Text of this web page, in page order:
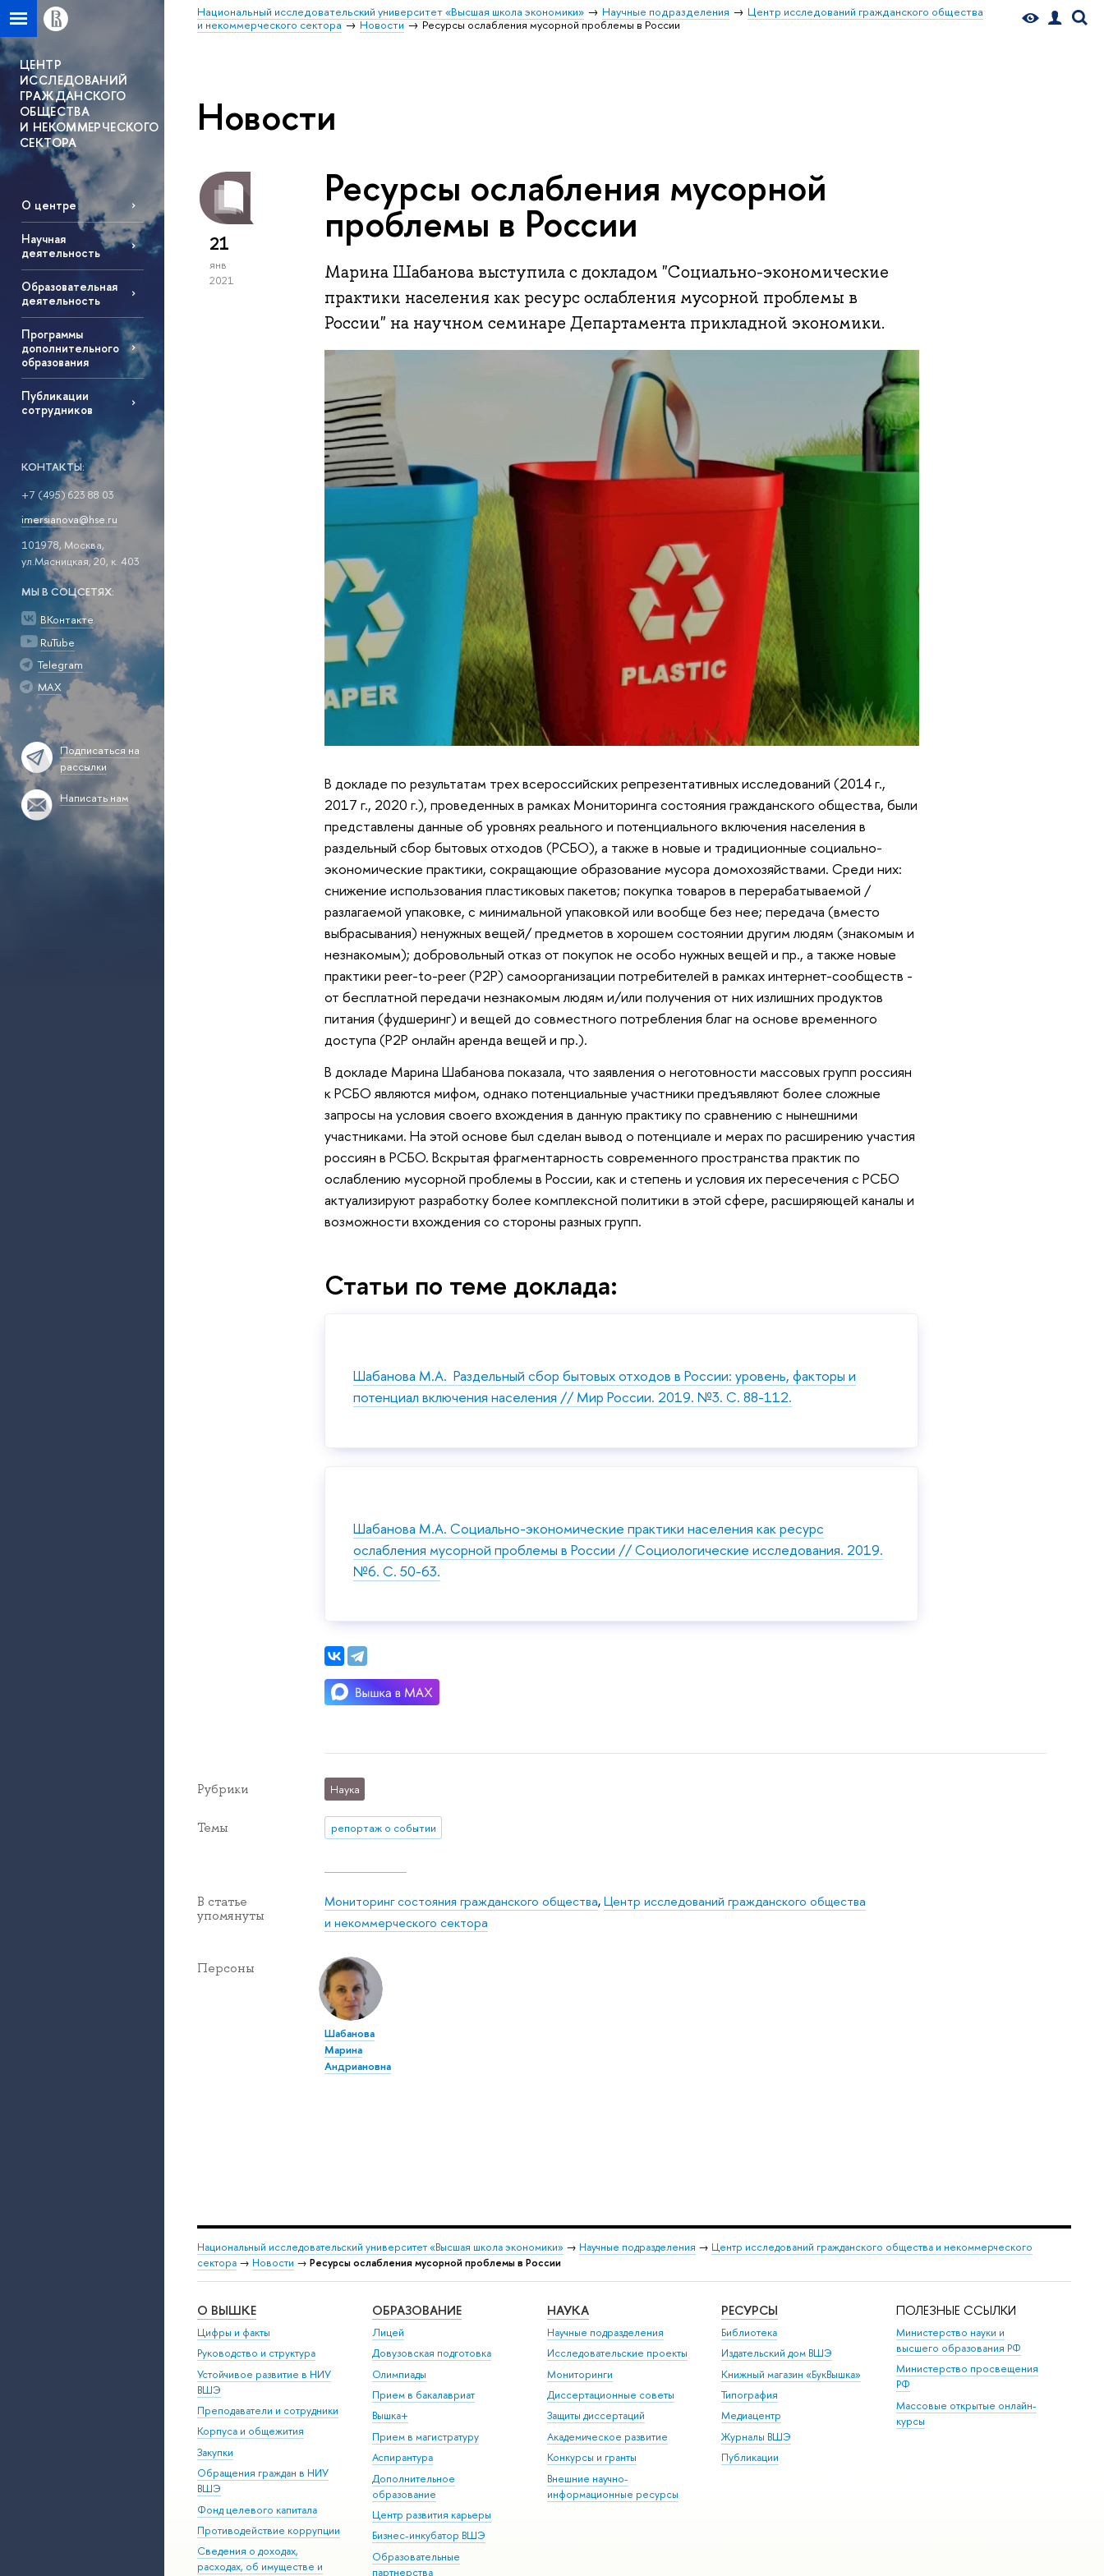
Национальный исследовательский университет «Высшая школа экономики» Научные подразделения
Центр исследований гражданского общества
и некоммерческого сектора
Новости Ресурсы ослабления мусорной проблемы в России
ЦЕНТР
ИССЛЕДОВАНИЙ
ГРАЖДАНСКОГО
ОБЩЕСТВА
И НЕКОММЕРЧЕСКОГО
СЕКТОРА
О центре
Научная
деятельность
Образовательная
деятельность
Программы
дополнительного
образования
Публикации
сотрудников
КОНТАКТЫ:
+7 (495) 623 88 03
imersianova@hse.ru
101978, Москва,
ул.Мясницкая, 20, к. 403
МЫ В СОЦСЕТЯХ:
ВКонтакте
RuTube
Telegram
MAX
Подписаться на
рассылки
Написать нам
Новости
21
янв
2021
Ресурсы ослабления мусорной
проблемы в России
Марина Шабанова выступила с докладом "Социально-экономические
практики населения как ресурс ослабления мусорной проблемы в
России" на научном семинаре Департамента прикладной экономики.
В докладе по результатам трех всероссийских репрезентативных исследований (2014 г.,
2017 г., 2020 г.), проведенных в рамках Мониторинга состояния гражданского общества, были
представлены данные об уровнях реального и потенциального включения населения в
раздельный сбор бытовых отходов (РСБО), а также в новые и традиционные социально-
экономические практики, сокращающие образование мусора домохозяйствами. Среди них:
снижение использования пластиковых пакетов; покупка товаров в перерабатываемой /
разлагаемой упаковке, с минимальной упаковкой или вообще без нее; передача (вместо
выбрасывания) ненужных вещей/ предметов в хорошем состоянии другим людям (знакомым и
незнакомым); добровольный отказ от покупок не особо нужных вещей и пр., а также новые
практики peer-to-peer (P2P) самоорганизации потребителей в рамках интернет-сообществ -
от бесплатной передачи незнакомым людям и/или получения от них излишних продуктов
питания (фудшеринг) и вещей до совместного потребления благ на основе временного
доступа (P2P онлайн аренда вещей и пр.).
В докладе Марина Шабанова показала, что заявления о неготовности массовых групп россиян
к РСБО являются мифом, однако потенциальные участники предъявляют более сложные
запросы на условия своего вхождения в данную практику по сравнению с нынешними
участниками. На этой основе был сделан вывод о потенциале и мерах по расширению участия
россиян в РСБО. Вскрытая фрагментарность современного пространства практик по
ослаблению мусорной проблемы в России, как и степень и условия их пересечения с РСБО
актуализируют разработку более комплексной политики в этой сфере, расширяющей каналы и
возможности вхождения со стороны разных групп.
Статьи по теме доклада:
Шабанова М.А. Раздельный сбор бытовых отходов в России: уровень, факторы и
потенциал включения населения // Мир России. 2019. №3. С. 88-112.
Шабанова М.А. Социально-экономические практики населения как ресурс
ослабления мусорной проблемы в России // Социологические исследования. 2019.
№6. С. 50-63.
Рубрики Наука
Темы репортаж о событии
В статье
упомянуты
Мониторинг состояния гражданского общества,Центр исследований гражданского общества
и некоммерческого сектора
Персоны
Шабанова
Марина
Андриановна
Национальный исследовательский университет «Высшая школа экономики» → Научные подразделения → Центр исследований гражданского общества и некоммерческого
сектора → Новости → Ресурсы ослабления мусорной проблемы в России
О ВЫШКЕ
Цифры и факты
Руководство и структура
Устойчивое развитие в НИУ
ВШЭ
Преподаватели и сотрудники
Корпуса и общежития
Закупки
Обращения граждан в НИУ
ВШЭ
Фонд целевого капитала
Противодействие коррупции
Сведения о доходах,
расходах, об имуществе и
ОБРАЗОВАНИЕ
Лицей
Довузовская подготовка
Олимпиады
Прием в бакалавриат
Вышка+
Прием в магистратуру
Аспирантура
Дополнительное
образование
Центр развития карьеры
Бизнес-инкубатор ВШЭ
Образовательные
партнерства
НАУКА
Научные подразделения
Исследовательские проекты
Мониторинги
Диссертационные советы
Защиты диссертаций
Академическое развитие
Конкурсы и гранты
Внешние научно-
информационные ресурсы
РЕСУРСЫ
Библиотека
Издательский дом ВШЭ
Книжный магазин «БукВышка»
Типография
Медиацентр
Журналы ВШЭ
Публикации
ПОЛЕЗНЫЕ ССЫЛКИ
Министерство науки и
высшего образования РФ
Министерство просвещения
РФ
Массовые открытые онлайн-
курсы